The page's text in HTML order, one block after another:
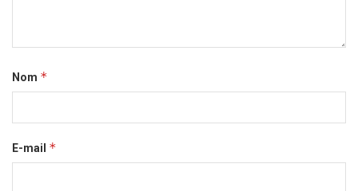
Nom *
E-mail *